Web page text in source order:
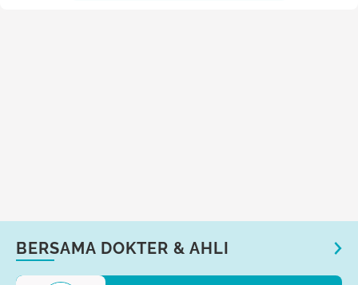
BERSAMA DOKTER & AHLI